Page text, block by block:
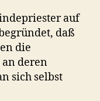
auf
daß
die
deren
sich selbst